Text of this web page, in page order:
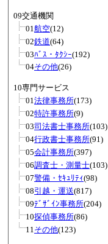
09交通機関
01航空(12)
02鉄道(64)
03ﾊﾞｽ・ﾀｸｼｰ(192)
04その他(26)
10専門サービス
01法律事務所(173)
02特許事務所(9)
03司法書士事務所(103)
04行政書士事務所(91)
05会計事務所(397)
06調査士・測量士(103)
07警備・ｾｷｭﾘﾃｨ(98)
08引越・運送(817)
09ﾃﾞｻﾞｲﾝ事務所(204)
10探偵事務所(86)
11その他(123)